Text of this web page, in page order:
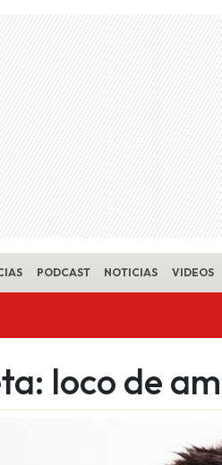
PODCAST NOTICIAS VIDEOS
loco de